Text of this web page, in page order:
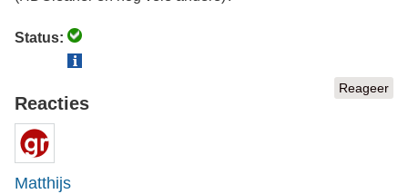
Status:
Reageer
Reacties
Matthijs